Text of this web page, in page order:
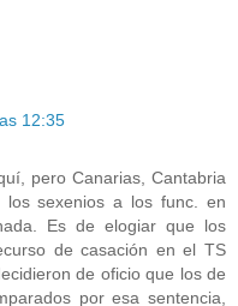
12:35
pero Canarias, Cantabria
sexenios a los func. en
Es de elogiar que los
de casación en el TS
de oficio que los de
por esa sentencia,